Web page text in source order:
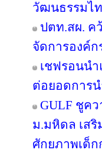
วัฒนธรรมไ
ปตท.สผ. ค
จัดการองค์ก
เชฟรอนน
ต่อยอดการ
GULF ชูค
ม.มหิดล เสริ
ศักยภาพเด็ก